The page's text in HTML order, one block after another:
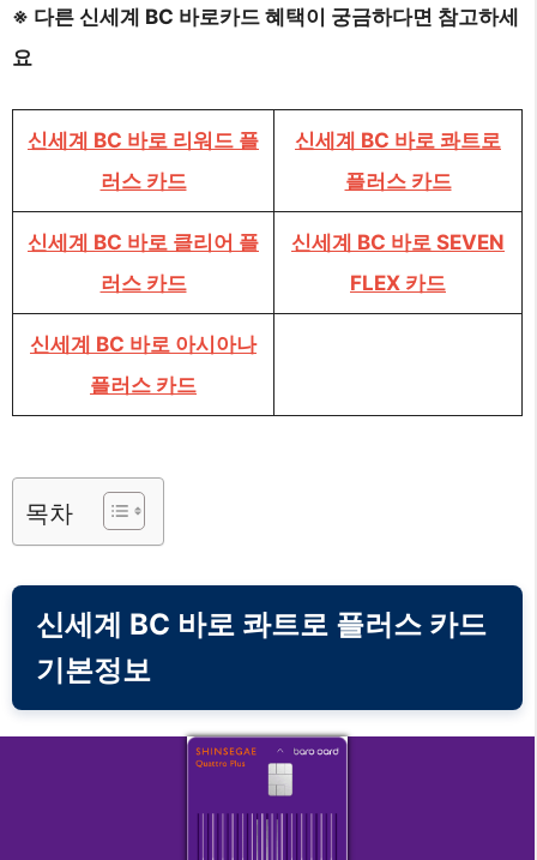
※ 다른 신세계 BC 바로카드 혜택이 궁금하다면 참고하세
요
신세계 BC 바로 리워드 플
러스 카드
신세계 BC 바로 콰트로
플러스 카드
신세계 BC 바로 클리어 플
러스 카드
신세계 BC 바로 SEVEN
FLEX 카드
신세계 BC 바로 아시아나
플러스 카드
목차
신세계 BC 바로 콰트로 플러스 카드
기본정보